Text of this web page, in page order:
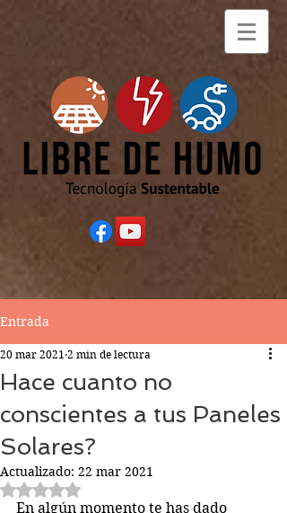
Entrada
Hace cuanto no
conscientes a tus Paneles
Solares?
20 mar 2021 2 min de lectura
Actualizado: 22 mar 2021
Obtuvo NaN de 5 estrellas.
En algún momento te has dado